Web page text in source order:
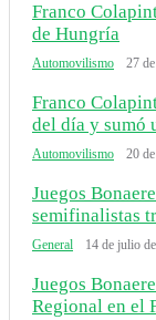
Franco
de Hungría
Automovilismo 27
Franco
del día y sumó
Automovilismo 20
Juegos
semifinalistas
General 14 de julio
Juegos
Regional en el